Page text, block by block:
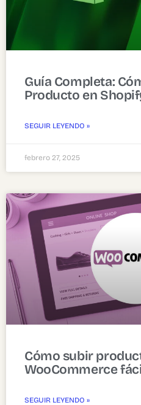
Guía Completa:
Producto en
SEGUIR LEYENDO »
febrero 27, 2025
Cómo subir
WooCommerce
SEGUIR LEYENDO »